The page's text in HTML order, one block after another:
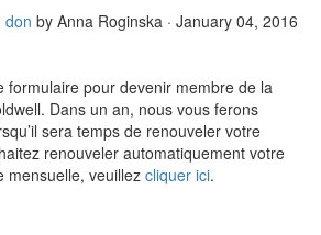
don by Anna Roginska· January 04, 2016
formulaire pour devenir membre de la
Dans un an, nous vous ferons
sera temps de renouveler votre
renouveler automatiquement votre
mensuelle, veuillez cliquer ici.